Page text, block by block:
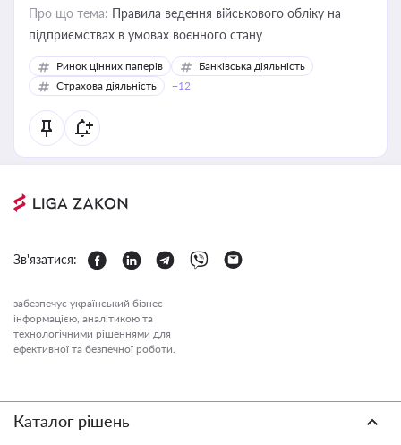
Про що тема: Правила ведення військового обліку на
підприємствах в умовах воєнного стану
Ринок цінних паперів
Банківська діяльність
Страхова діяльність
+12
Зв'язатися:
забезпечує український бізнес
інформацією, аналітикою та
технологічними рішеннями для
ефективної та безпечної роботи.
Каталог рішень